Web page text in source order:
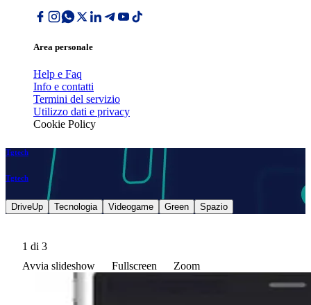
Area personale
Help e Faq
Info e contatti
Termini del servizio
Utilizzo dati e privacy
Cookie Policy
Tgtech
Tgtech
DriveUp Tecnologia Videogame Green Spazio
1 di 3
Avvia slideshow
Fullscreen Zoom